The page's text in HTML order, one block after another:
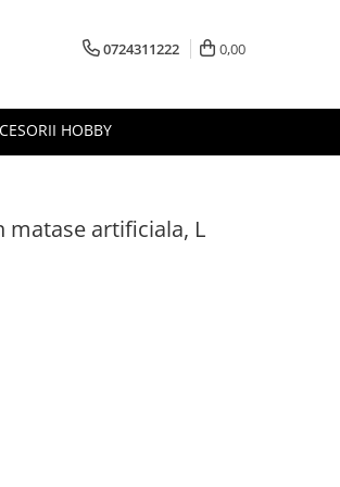
0724311222 0,00
HOBBY
matase artificiala, L